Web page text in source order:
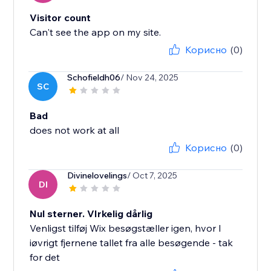
Visitor count
Can't see the app on my site.
Корисно (0)
SC
Schofieldh06/ Nov 24, 2025
Bad
does not work at all
Корисно (0)
DI
Divinelovelings/ Oct 7, 2025
Nul sterner. VIrkelig dårlig
Venligst tilføj Wix besøgstæller igen, hvor I
iøvrigt fjernene tallet fra alle besøgende - tak
for det